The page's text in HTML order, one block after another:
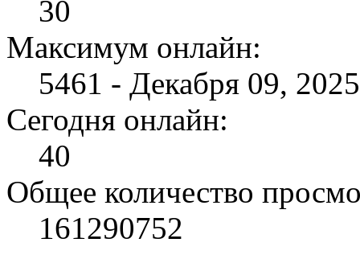
30
Максимум онлайн:
5461 - Декабря 09,
Сегодня онлайн:
40
Общее количество
161290752